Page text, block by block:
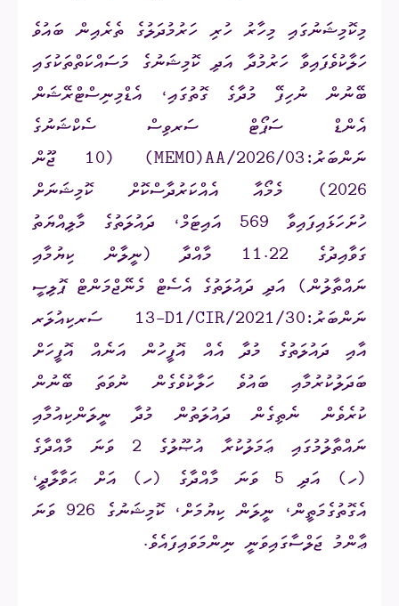
މިކޮމިޝަނުގައި މިހާރު ހުރި ހަރުމުދަލުގެ ތެރެއިން ބައުވެ
ހަލާކުވެފައިވާ ހަރުމުދާ އަދި ކޮމިޝަނުގެ މަސައްކަތްތަކުގައި
ބޭނުން ނުހިފޭ މުދާގެ ގޮތުގައި، އެޑްމިނިސްޓްރޭޝަން
އެންޑް ސަޕޯޓް ސަރވިސް ސެކްޝަނުގެ
ނަންބަރު:(MEMO)AA/2026/03
(
10 ޖޫން
2026) މެމޯއާ އެއްކަރުދާސްކޮށް ކޮމިޝަނަށް
ހުށަހަޅައިފައިވާ 569 އައިޓަމް، ދައުލަތުގެ މާލިއްޔަތު
ގަވާއިދުގެ 11.22 މާއްދާ (ނީލާން ކިޔުމާއި
ނައްތާލުން) އަދި ދައުލަތުގެ އެސެޓް މެނޭޖްމަންޓް ޕޮލިސީ
ނަންބަރު:13-D1/CIR/2021/30 ސަރކިއުލަރ
އާއި ދައުލަތުގެ މުދާ އެއް އޮފީހުން އަނެއް އޮފީހަށް
ބަދަލުކުރުމާއި ބައުވެ ހަލާކުވެގެން ނުވަތަ ބޭނުން
ކުރެވެން ނެތިގެން ދައުލަތުން މުދާ ނީލަންކިއުމާއި
ނައްތާލުމުގައި ޢަމަލުކުރާ އުޞޫލުގެ 2 ވަނަ މާއްދާގެ
(ހ) އަދި 5 ވަނަ މާއްދާގެ (ހ) އަށް ޙަވާލާދީ،
އެގޮތުގެމަތީން، ނީލަން ކިޔުމަށް، ކޮމިޝަނުގެ 926 ވަނަ
ޢާންމު ޖަލްސާގައިވަނީ ނިންމަވައިފައެވެ.